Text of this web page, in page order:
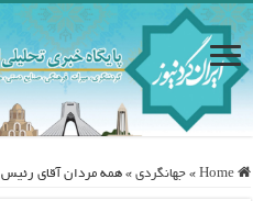
Home
» جهانگردی » همه مردان آقای رئیس